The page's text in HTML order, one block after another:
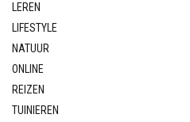
LEREN
LIFESTYLE
NATUUR
ONLINE
REIZEN
TUINIEREN